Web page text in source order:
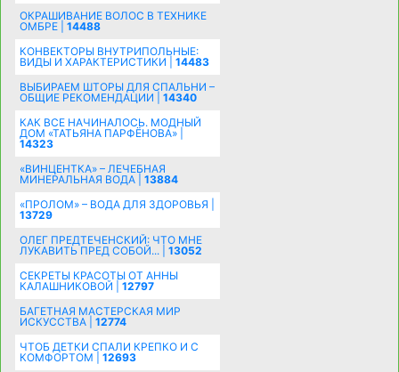
ОКРАШИВАНИЕ ВОЛОС В ТЕХНИКЕ
ОМБРЕ | 14488
КОНВЕКТОРЫ ВНУТРИПОЛЬНЫЕ:
ВИДЫ И ХАРАКТЕРИСТИКИ | 14483
ВЫБИРАЕМ ШТОРЫ ДЛЯ СПАЛЬНИ –
ОБЩИЕ РЕКОМЕНДАЦИИ | 14340
КАК ВСЕ НАЧИНАЛОСЬ. МОДНЫЙ
ДОМ «ТАТЬЯНА ПАРФЁНОВА» |
14323
«ВИНЦЕНТКА» – ЛЕЧЕБНАЯ
МИНЕРАЛЬНАЯ ВОДА | 13884
«ПРОЛОМ» – ВОДА ДЛЯ ЗДОРОВЬЯ |
13729
ОЛЕГ ПРЕДТЕЧЕНСКИЙ: ЧТО МНЕ
ЛУКАВИТЬ ПРЕД СОБОЙ... | 13052
СЕКРЕТЫ КРАСОТЫ ОТ АННЫ
КАЛАШНИКОВОЙ | 12797
БАГЕТНАЯ МАСТЕРСКАЯ МИР
ИСКУССТВА | 12774
ЧТОБ ДЕТКИ СПАЛИ КРЕПКО И С
КОМФОРТОМ | 12693